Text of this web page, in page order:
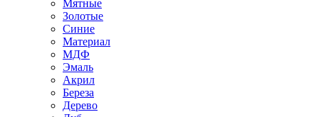
Мятные
Золотые
Синие
Материал
МДФ
Эмаль
Акрил
Береза
Дерево